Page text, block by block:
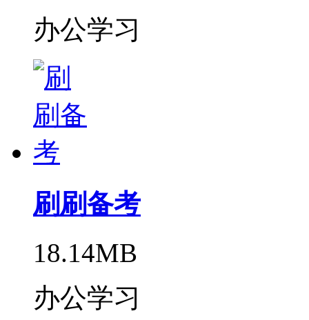
办公学习
刷刷备考
18.14MB
办公学习